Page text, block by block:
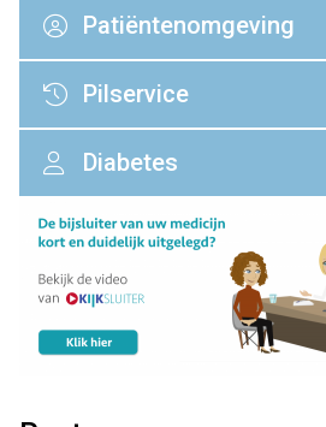
Patiëntenomgeving
Pilservice
Diabetes